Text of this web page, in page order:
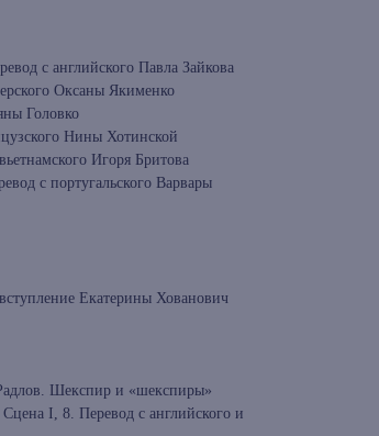
с английского Павла Зайкова
Оксаны Якименко
Головко
Нины Хотинской
Игоря Бритова
с португальского Варвары
Екатерины Хованович
Шекспир и «шекспиры»
I, 8. Перевод с английского и